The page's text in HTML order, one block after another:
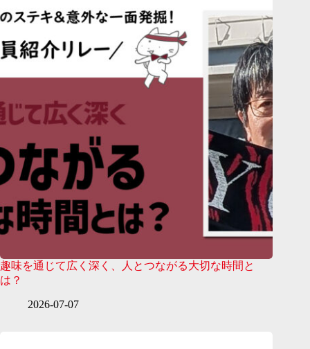
趣味を通じて広く深く、人とつながる大切な時間と
は？
2026-07-07